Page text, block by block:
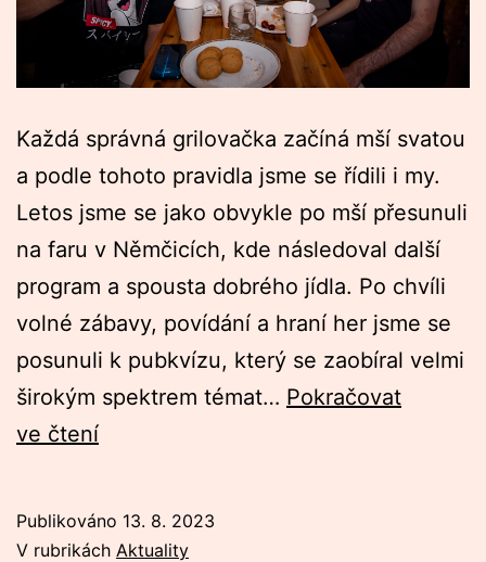
Každá správná grilovačka začíná mší svatou
a podle tohoto pravidla jsme se řídili i my.
Letos jsme se jako obvykle po mší přesunuli
na faru v Němčicích, kde následoval další
program a spousta dobrého jídla. Po chvíli
volné zábavy, povídání a hraní her jsme se
posunuli k pubkvízu, který se zaobíral velmi
širokým spektrem témat… Pokračovat
ve čteníGrilovačka
Publikováno 13. 8. 2023
V rubrikách Aktuality